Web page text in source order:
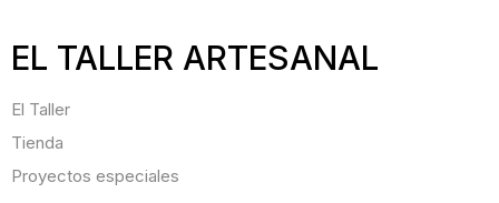
EL TALLER ARTESANAL
El Taller
Tienda
Proyectos especiales